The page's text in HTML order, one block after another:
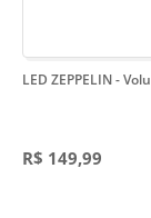
LED ZEPPELIN -
R$ 149,99